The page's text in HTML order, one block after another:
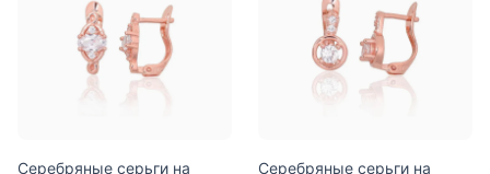
Серебряные серьги на
Серебряные серьги на